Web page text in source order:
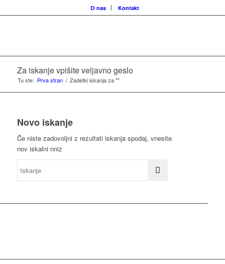
O nas Kontakt
Za iskanje vpišite veljavno geslo
Tu ste: Prva stran / Zadetki iskanja za ""
Novo iskanje
Če niste zadovoljni z rezultati iskanja spodaj, vnesite
nov iskalni nniz